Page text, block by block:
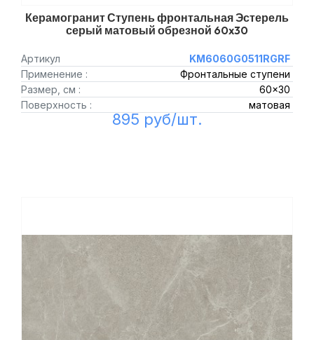
Керамогранит Ступень фронтальная Эстерель
серый матовый обрезной 60x30
Артикул
KM6060G0511RGRF
Применение :
Фронтальные ступени
Размер, см :
60x30
Поверхность :
матовая
895 руб/шт.